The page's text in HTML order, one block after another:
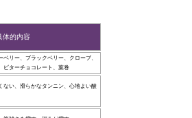
体的内容
リー、ブラックベリー、クローブ、
ビターチョコレート、葉巻
ない、滑らかなタンニン、心地よい酸